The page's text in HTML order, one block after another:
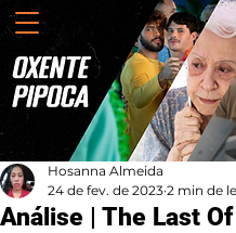
Análise | The Last
Hosanna Almeida
24 de fev. de 2023 2 min de